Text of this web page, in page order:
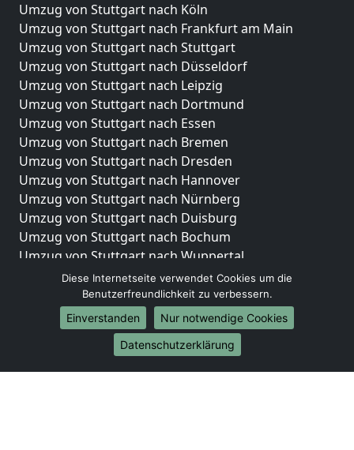
Umzug von Stuttgart nach Köln
Umzug von Stuttgart nach Frankfurt am Main
Umzug von Stuttgart nach Stuttgart
Umzug von Stuttgart nach Düsseldorf
Umzug von Stuttgart nach Leipzig
Umzug von Stuttgart nach Dortmund
Umzug von Stuttgart nach Essen
Umzug von Stuttgart nach Bremen
Umzug von Stuttgart nach Dresden
Umzug von Stuttgart nach Hannover
Umzug von Stuttgart nach Nürnberg
Umzug von Stuttgart nach Duisburg
Umzug von Stuttgart nach Bochum
Umzug von Stuttgart nach Wuppertal
Umzug von Stuttgart nach Bielefeld
Umzug von Stuttgart nach Bonn
Umzug von Stuttgart nach Münster
Internationale-Umzüge
Umzug von Stuttgart nach Brasilien
Diese Internetseite verwendet Cookies um die
Benutzerfreundlichkeit zu verbessern.
Einverstanden
Nur notwendige Cookies
Datenschutzerklärung